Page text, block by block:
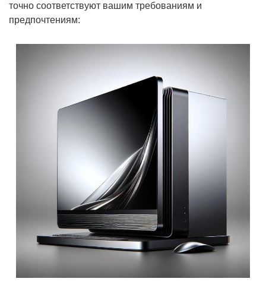
точно соответствуют вашим требованиям и
предпочтениям: